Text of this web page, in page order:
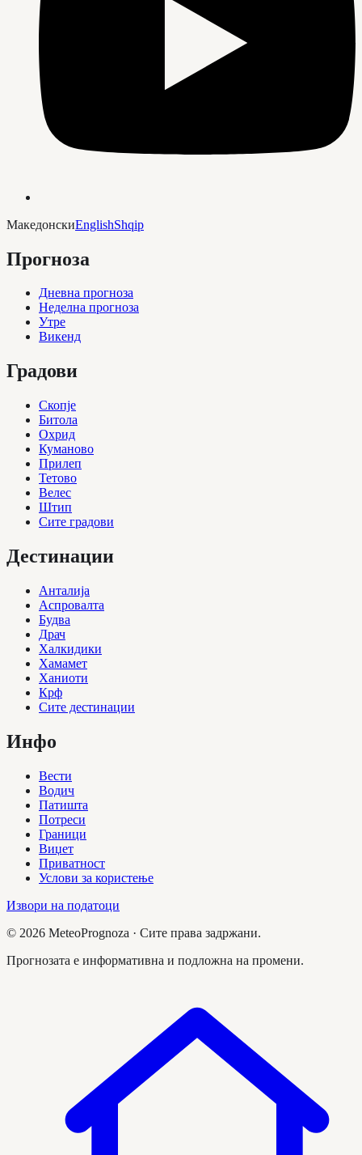
МакедонскиEnglishShqip
Прогноза
Дневна прогноза
Неделна прогноза
Утре
Викенд
Градови
Скопје
Битола
Охрид
Куманово
Прилеп
Тетово
Велес
Штип
Сите градови
Дестинации
Анталија
Аспровалта
Будва
Драч
Халкидики
Хамамет
Ханиоти
Крф
Сите дестинации
Инфо
Вести
Водич
Патишта
Потреси
Граници
Виџет
Приватност
Услови за користење
Извори на податоци
© 2026 MeteoPrognoza · Сите права задржани.
Прогнозата е информативна и подложна на промени.